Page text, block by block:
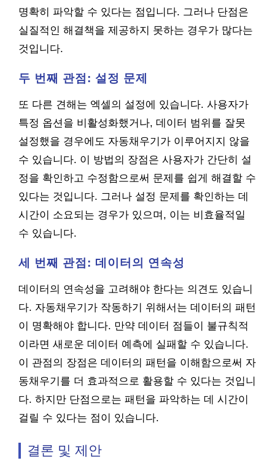
명확히 파악할 수 있다는 점입니다. 그러나 단점은
실질적인 해결책을 제공하지 못하는 경우가 많다는
것입니다.
두 번째 관점: 설정 문제
또 다른 견해는 엑셀의 설정에 있습니다. 사용자가
특정 옵션을 비활성화했거나, 데이터 범위를 잘못
설정했을 경우에도 자동채우기가 이루어지지 않을
수 있습니다. 이 방법의 장점은 사용자가 간단히 설
정을 확인하고 수정함으로써 문제를 쉽게 해결할 수
있다는 것입니다. 그러나 설정 문제를 확인하는 데
시간이 소요되는 경우가 있으며, 이는 비효율적일
수 있습니다.
세 번째 관점: 데이터의 연속성
데이터의 연속성을 고려해야 한다는 의견도 있습니
다. 자동채우기가 작동하기 위해서는 데이터의 패턴
이 명확해야 합니다. 만약 데이터 점들이 불규칙적
이라면 새로운 데이터 예측에 실패할 수 있습니다.
이 관점의 장점은 데이터의 패턴을 이해함으로써 자
동채우기를 더 효과적으로 활용할 수 있다는 것입니
다. 하지만 단점으로는 패턴을 파악하는 데 시간이
걸릴 수 있다는 점이 있습니다.
결론 및 제안